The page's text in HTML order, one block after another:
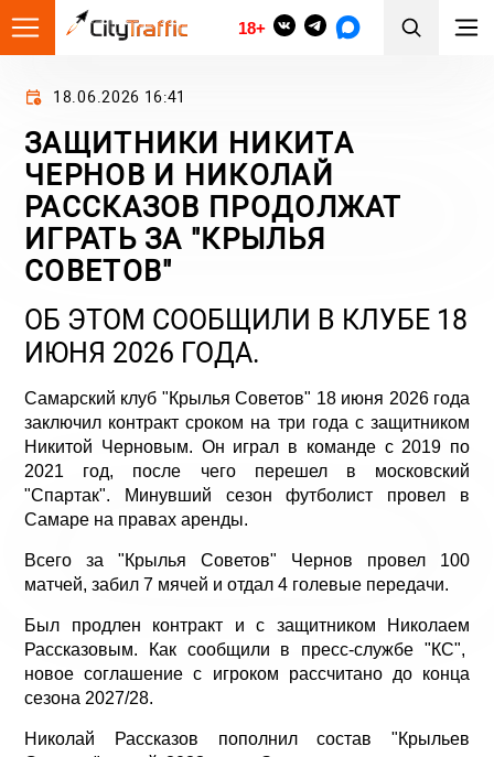
18+
18.06.2026 16:41
ЗАЩИТНИКИ НИКИТА
ЧЕРНОВ И НИКОЛАЙ
РАССКАЗОВ ПРОДОЛЖАТ
ИГРАТЬ ЗА "КРЫЛЬЯ
СОВЕТОВ"
ОБ ЭТОМ СООБЩИЛИ В КЛУБЕ 18
ИЮНЯ 2026 ГОДА.
Самарский клуб "Крылья Советов" 18 июня 2026 года
заключил контракт сроком на три года с защитником
Никитой Черновым. Он играл в команде с 2019 по
2021 год, после чего перешел в московский
"Спартак". Минувший сезон футболист провел в
Самаре на правах аренды.
Всего за "Крылья Советов" Чернов провел 100
матчей, забил 7 мячей и отдал 4 голевые передачи.
Был продлен контракт и с защитником Николаем
Рассказовым. Как сообщили в пресс-службе "КС",
новое соглашение с игроком рассчитано до конца
сезона 2027/28.
Николай Рассказов пополнил состав "Крыльев